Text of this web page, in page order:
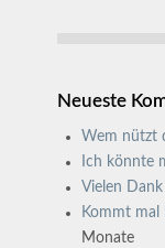
Neueste
Wem nützt
Ich könnte
Vielen
Kommt
Monate